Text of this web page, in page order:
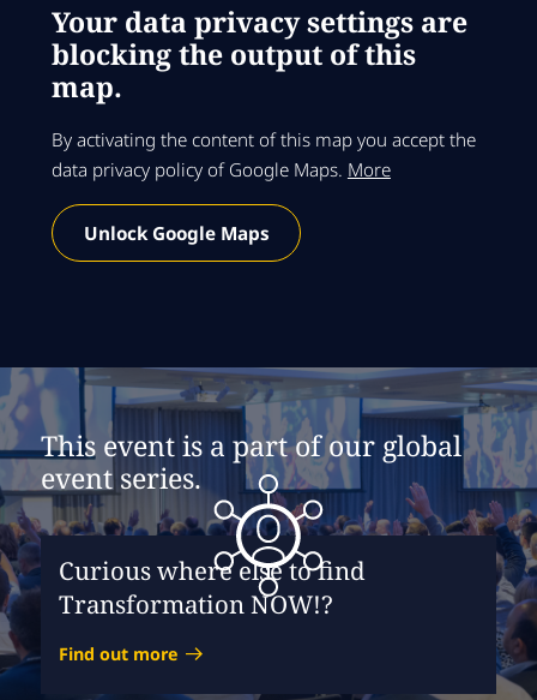
Your data privacy settings are
blocking the output of this
map.
By activating the content of this map you accept the
data privacy policy of Google Maps. More
Unlock Google Maps
This event is a part of our global
event series.
Curious where else to find
Transformation NOW!?
Find out more